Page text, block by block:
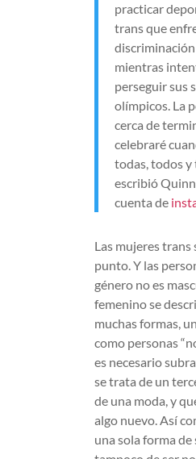
practicar
trans que
mientras
perseguir sus
olímpicos. La
cerca de
celebraré
todas, todos y
escribió
cuenta de
Las mujeres trans
punto. Y las
género no es
femenino se
muchas formas,
como personas
es necesario
se trata de un
de una moda, y
algo nuevo. Así
una sola forma de